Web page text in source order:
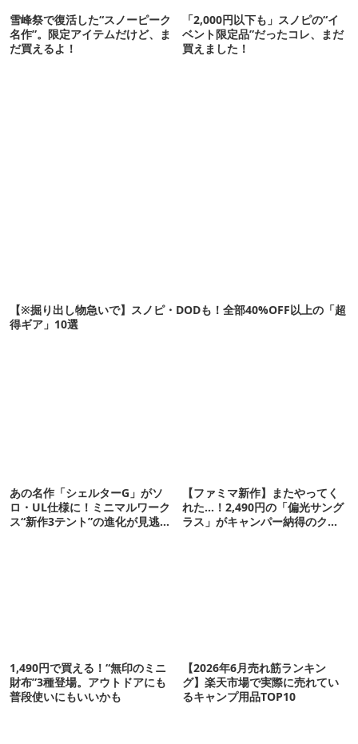
雪峰祭で復活した“スノーピーク
名作”。限定アイテムだけど、ま
だ買えるよ！
「2,000円以下も」スノピの“イ
ベント限定品”だったコレ、まだ
買えました！
【※掘り出し物急いで】スノピ・DODも！全部40%OFF以上の「超
得ギア」10選
あの名作「シェルターG」がソ
ロ・UL仕様に！ミニマルワーク
ス“新作3テント”の進化が見逃せ
【ファミマ新作】またやってく
れた…！2,490円の「偏光サング
ラス」がキャンパー納得のクオ
1,490円で買える！“無印のミニ
財布”3種登場。アウトドアにも
普段使いにもいいかも
【2026年6月売れ筋ランキン
グ】楽天市場で実際に売れてい
るキャンプ用品TOP10